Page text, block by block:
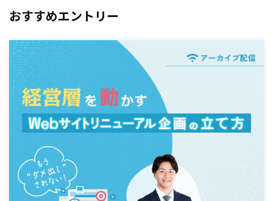
おすすめエントリー